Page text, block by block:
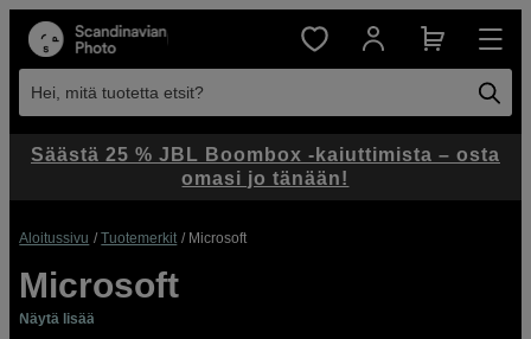
Hei, mitä tuotetta etsit?
Aloitussivu Tuotemerkit Microsoft
Microsoft
Näytä lisää
Säästä 25 % JBL Boombox -kaiuttimista – osta
omasi jo tänään!